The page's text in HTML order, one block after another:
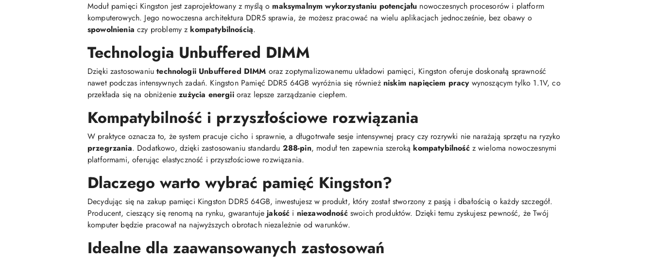
Moduł pamięci Kingston jest zaprojektowany z myślą o maksymalnym wykorzystaniu potencjału nowoczesnych procesorów i platform
komputerowych. Jego nowoczesna architektura DDR5 sprawia, że możesz pracować na wielu aplikacjach jednocześnie, bez obawy o
spowolnienia czy problemy z kompatybilnością.
Technologia Unbuffered DIMM
Dzięki zastosowaniutechnologii Unbuffered DIMM oraz zoptymalizowanemu układowi pamięci, Kingston oferuje doskonałą sprawność
nawet podczas intensywnych zadań. Kingston Pamięć DDR5 64GB wyróżnia się również niskim napięciem pracywynoszącym tylko 1.1V, co
przekłada się na obniżeniezużycia energiioraz lepsze zarządzanie ciepłem.
Kompatybilność i przyszłościowe rozwiązania
W praktyce oznacza to, że system pracuje cicho i sprawnie, a długotrwałe sesje intensywnej pracy czy rozrywki nie narażają sprzętu na ryzyko
przegrzania. Dodatkowo, dzięki zastosowaniu standardu 288-pin, moduł ten zapewnia szeroką kompatybilnośćz wieloma nowoczesnymi
platformami, oferując elastyczność i przyszłościowe rozwiązania.
Dlaczego warto wybrać pamięć Kingston?
Decydując się na zakup pamięci Kingston DDR5 64GB, inwestujesz w produkt, który został stworzony z pasją i dbałością o każdy szczegół.
Producent, cieszący się renomą na rynku, gwarantujejakość i niezawodnośćswoich produktów. Dzięki temu zyskujesz pewność, że Twój
komputer będzie pracował na najwyższych obrotach niezależnie od warunków.
Idealne dla zaawansowanych zastosowań